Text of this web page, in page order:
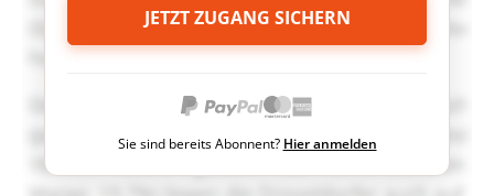
JETZT ZUGANG SICHERN
Sie sind bereits Abonnent? Hier anmelden